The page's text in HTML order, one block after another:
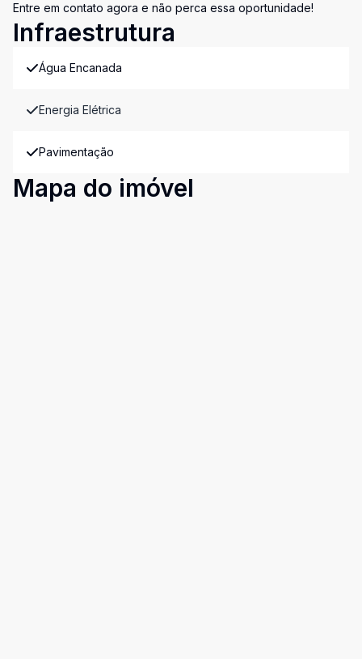
Entre em contato agora e não perca essa oportunidade!
Infraestrutura
Água Encanada
Energia Elétrica
Pavimentação
Mapa do imóvel